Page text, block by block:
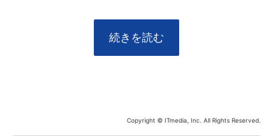
続きを読む
Copyright © ITmedia, Inc. All Rights Reserved.